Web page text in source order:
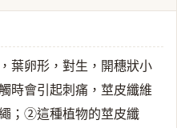
葉卵形，對生，開穗狀小
時會引起刺痛，莖皮纖維
；②這種植物的莖皮纖